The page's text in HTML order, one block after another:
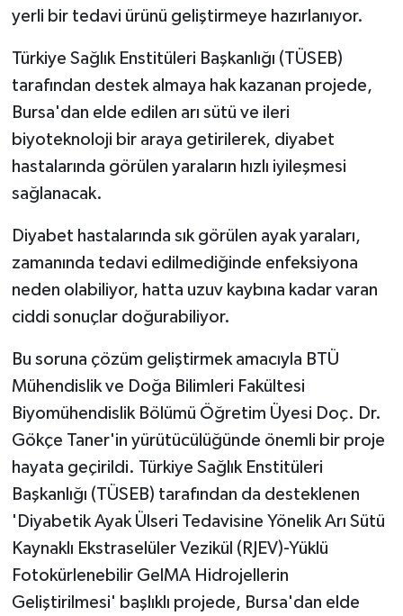
yerli bir tedavi ürünü geliştirmeye hazırlanıyor.
Türkiye Sağlık Enstitüleri Başkanlığı (TÜSEB)
tarafından destek almaya hak kazanan projede,
Bursa'dan elde edilen arı sütü ve ileri
biyoteknoloji bir araya getirilerek, diyabet
hastalarında görülen yaraların hızlı iyileşmesi
sağlanacak.
Diyabet hastalarında sık görülen ayak yaraları,
zamanında tedavi edilmediğinde enfeksiyona
neden olabiliyor, hatta uzuv kaybına kadar varan
ciddi sonuçlar doğurabiliyor.
Bu soruna çözüm geliştirmek amacıyla BTÜ
Mühendislik ve Doğa Bilimleri Fakültesi
Biyomühendislik Bölümü Öğretim Üyesi Doç. Dr.
Gökçe Taner'in yürütücülüğünde önemli bir proje
hayata geçirildi. Türkiye Sağlık Enstitüleri
Başkanlığı (TÜSEB) tarafından da desteklenen
'Diyabetik Ayak Ülseri Tedavisine Yönelik Arı Sütü
Kaynaklı Ekstraselüler Vezikül (RJEV)-Yüklü
Fotokürlenebilir GelMA Hidrojellerin
Geliştirilmesi' başlıklı projede, Bursa'dan elde